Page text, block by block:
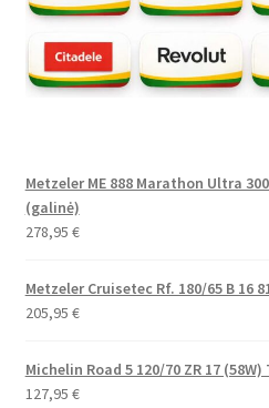
Metzeler ME 888 Marathon Ultra
(galinė)
278,95 €
Metzeler Cruisetec Rf. 180/65 B 16
205,95 €
Michelin Road 5 120/70 ZR 17
127,95 €